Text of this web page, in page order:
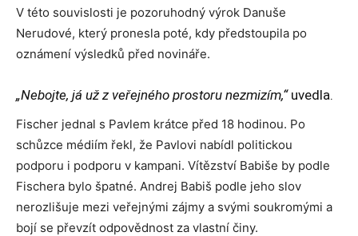
V této souvislosti je pozoruhodný výrok Danuše
Nerudové, který pronesla poté, kdy předstoupila po
oznámení výsledků před novináře.
„Nebojte, já už z veřejného prostoru nezmizím,“uvedla.
Fischer jednal s Pavlem krátce před 18 hodinou. Po
schůzce médiím řekl, že Pavlovi nabídl politickou
podporu i podporu v kampani. Vítězství Babiše by podle
Fischera bylo špatné. Andrej Babiš podle jeho slov
nerozlišuje mezi veřejnými zájmy a svými soukromými a
bojí se převzít odpovědnost za vlastní činy.